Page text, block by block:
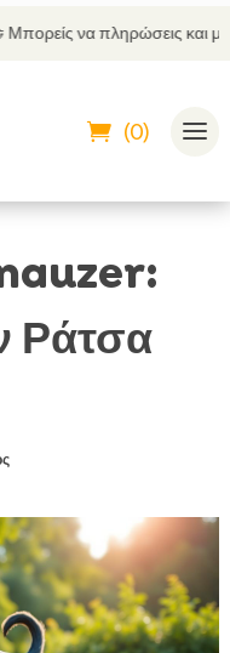
με αντικαταβολή
(0)
Ράτσα